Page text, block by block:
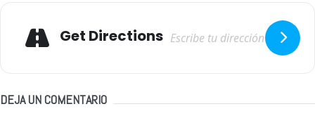
Get Directions
DEJA UN COMENTARIO